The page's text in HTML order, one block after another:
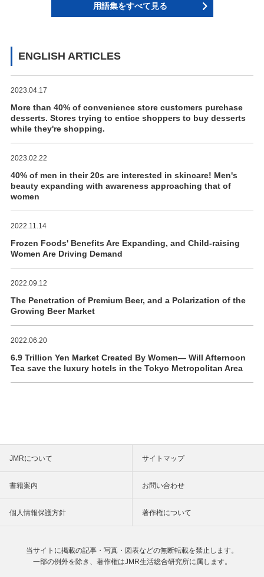
用語集をすべて見る
ENGLISH ARTICLES
2023.04.17
More than 40% of convenience store customers purchase
desserts. Stores trying to entice shoppers to buy desserts
while they're shopping.
2023.02.22
40% of men in their 20s are interested in skincare! Men's
beauty expanding with awareness approaching that of
women
2022.11.14
Frozen Foods' Benefits Are Expanding, and Child-raising
Women Are Driving Demand
2022.09.12
The Penetration of Premium Beer, and a Polarization of the
Growing Beer Market
2022.06.20
6.9 Trillion Yen Market Created By Women― Will Afternoon
Tea save the luxury hotels in the Tokyo Metropolitan Area
JMRについて サイトマップ
書籍案内 お問い合わせ
個人情報保護方針 著作権について
当サイトに掲載の記事・写真・図表などの無断転載を禁止します。
一部の例外を除き、著作権はJMR生活総合研究所に属します。